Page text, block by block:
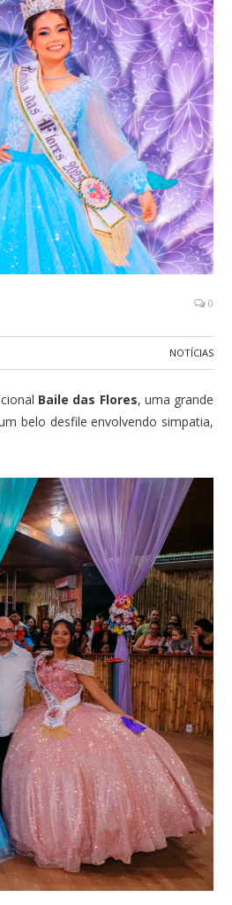
0
NOTÍCIAS
Baile das Flores, uma grande
belo desfile envolvendo simpatia,